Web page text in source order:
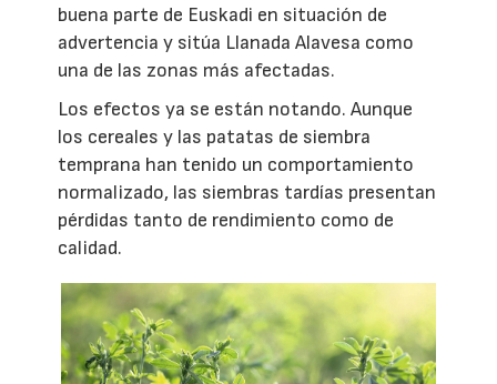
buena parte de Euskadi en situación de
advertencia y sitúa Llanada Alavesa como
una de las zonas más afectadas.
Los efectos ya se están notando. Aunque
los cereales y las patatas de siembra
temprana han tenido un comportamiento
normalizado, las siembras tardías presentan
pérdidas tanto de rendimiento como de
calidad.